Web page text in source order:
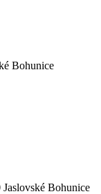
Bohunice
Bohunice